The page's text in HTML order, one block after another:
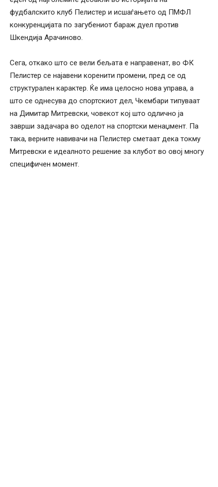
фудбалскито клуб Пелистер и исшаѓањето од ПМФЛ
конкуренцијата по загубениот бараж дуел против
Шкендија Арачиново.
Сега, откако што се вели бељата е направенат, во ФК
Пелистер се најавени коренити промени, пред се од
структурален карактер. Ќе има целосно нова управа, а
што се однесува до спортскиот дел, Чкембари типуваат
на Димитар Митревски, човекот кој што одлично ја
заврши задачара во оделот на спортски менаџмент. Па
така, верните навивачи на Пелистер сметаат дека токму
Митревски е идеалното решение за клубот во овој многу
специфичен момент.